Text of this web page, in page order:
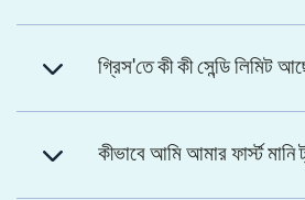
গ্রিস'তে কী কী সেন্ডি লিমিট
কীভাবে আমি আমার ফার্স্ট